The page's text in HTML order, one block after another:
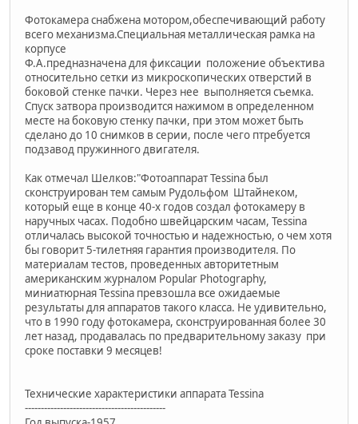
Фотокамера снабжена мотором,обеспечивающий работу
всего механизма.Специальная металлическая рамка на
корпусе
Ф.А.предназначена для фиксации положение объектива
относительно сетки из микроскопических отверстий в
боковой стенке пачки. Через нее выполняется съемка.
Спуск затвора производится нажимом в определенном
месте на боковую стенку пачки, при этом может быть
сделано до 10 снимков в серии, после чего птребуется
подзавод пружинного двигателя.
Как отмечал Шелков:"Фотоаппарат Tessina был
сконструирован тем самым Рудольфом Штайнеком,
который еще в конце 40-х годов создал фотокамеру в
наручных часах. Подобно швейцарским часам, Tessina
отличалась высокой точностью и надежностью, о чем хотя
бы говорит 5-тилетняя гарантия производителя. По
материалам тестов, проведенных авторитетным
американским журналом Popular Photography,
миниатюрная Tessina превзошла все ожидаемые
результаты для аппаратов такого класса. Не удивительно,
что в 1990 году фотокамера, сконструированная более 30
лет назад, продавалась по предварительному заказу при
сроке поставки 9 месяцев!
Технические характеристики аппарата Tessina
--------------------------------------------